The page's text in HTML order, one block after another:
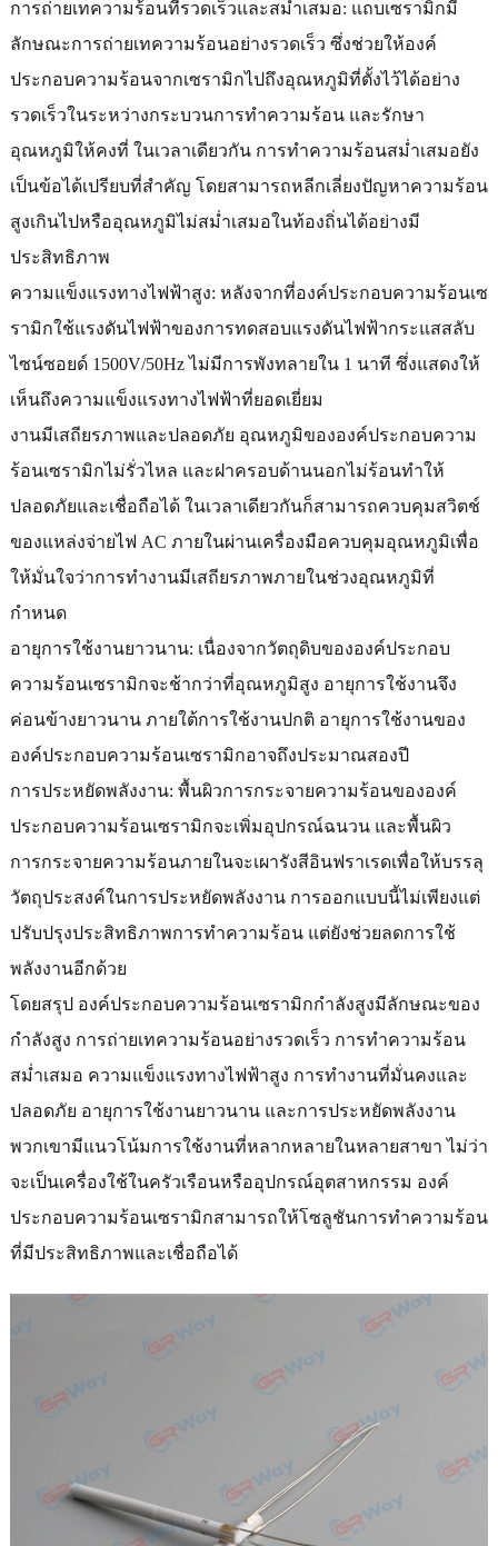
การถ่ายเทความร้อนที่รวดเร็วและสม่ำเสมอ: แถบเซรามิกมี
ลักษณะการถ่ายเทความร้อนอย่างรวดเร็ว ซึ่งช่วยให้องค์
ประกอบความร้อนจากเซรามิกไปถึงอุณหภูมิที่ตั้งไว้ได้อย่าง
รวดเร็วในระหว่างกระบวนการทำความร้อน และรักษา
อุณหภูมิให้คงที่ ในเวลาเดียวกัน การทำความร้อนสม่ำเสมอยัง
เป็นข้อได้เปรียบที่สำคัญ โดยสามารถหลีกเลี่ยงปัญหาความร้อน
สูงเกินไปหรืออุณหภูมิไม่สม่ำเสมอในท้องถิ่นได้อย่างมี
ประสิทธิภาพ
ความแข็งแรงทางไฟฟ้าสูง: หลังจากที่องค์ประกอบความร้อนเซ
รามิกใช้แรงดันไฟฟ้าของการทดสอบแรงดันไฟฟ้ากระแสสลับ
ไซน์ซอยด์ 1500V/50Hz ไม่มีการพังทลายใน 1 นาที ซึ่งแสดงให้
เห็นถึงความแข็งแรงทางไฟฟ้าที่ยอดเยี่ยม
งานมีเสถียรภาพและปลอดภัย อุณหภูมิขององค์ประกอบความ
ร้อนเซรามิกไม่รั่วไหล และฝาครอบด้านนอกไม่ร้อนทำให้
ปลอดภัยและเชื่อถือได้ ในเวลาเดียวกันก็สามารถควบคุมสวิตช์
ของแหล่งจ่ายไฟ AC ภายในผ่านเครื่องมือควบคุมอุณหภูมิเพื่อ
ให้มั่นใจว่าการทำงานมีเสถียรภาพภายในช่วงอุณหภูมิที่
กำหนด
อายุการใช้งานยาวนาน: เนื่องจากวัตถุดิบขององค์ประกอบ
ความร้อนเซรามิกจะช้ากว่าที่อุณหภูมิสูง อายุการใช้งานจึง
ค่อนข้างยาวนาน ภายใต้การใช้งานปกติ อายุการใช้งานของ
องค์ประกอบความร้อนเซรามิกอาจถึงประมาณสองปี
การประหยัดพลังงาน: พื้นผิวการกระจายความร้อนขององค์
ประกอบความร้อนเซรามิกจะเพิ่มอุปกรณ์ฉนวน และพื้นผิว
การกระจายความร้อนภายในจะเผารังสีอินฟราเรดเพื่อให้บรรลุ
วัตถุประสงค์ในการประหยัดพลังงาน การออกแบบนี้ไม่เพียงแต่
ปรับปรุงประสิทธิภาพการทำความร้อน แต่ยังช่วยลดการใช้
พลังงานอีกด้วย
โดยสรุป องค์ประกอบความร้อนเซรามิกกำลังสูงมีลักษณะของ
กำลังสูง การถ่ายเทความร้อนอย่างรวดเร็ว การทำความร้อน
สม่ำเสมอ ความแข็งแรงทางไฟฟ้าสูง การทำงานที่มั่นคงและ
ปลอดภัย อายุการใช้งานยาวนาน และการประหยัดพลังงาน
พวกเขามีแนวโน้มการใช้งานที่หลากหลายในหลายสาขา ไม่ว่า
จะเป็นเครื่องใช้ในครัวเรือนหรืออุปกรณ์อุตสาหกรรม องค์
ประกอบความร้อนเซรามิกสามารถให้โซลูชันการทำความร้อน
ที่มีประสิทธิภาพและเชื่อถือได้